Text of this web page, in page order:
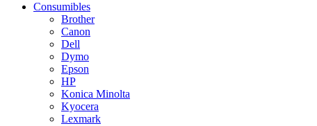
Consumibles
Brother
Canon
Dell
Dymo
Epson
HP
Konica Minolta
Kyocera
Lexmark